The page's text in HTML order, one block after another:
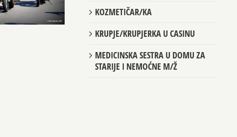
KOZMETIČAR/KA
KRUPJE/KRUPJERKA U CASINU
MEDICINSKA SESTRA U DOMU ZA
STARIJE I NEMOĆNE M/Ž